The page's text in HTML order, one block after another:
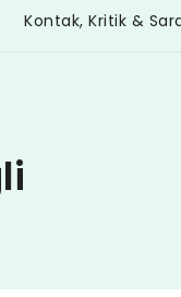
Kontak, Kritik &